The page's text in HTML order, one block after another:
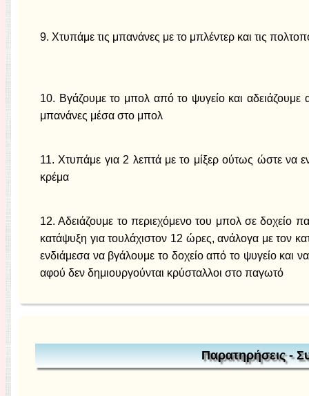
9. Χτυπάμε τις μπανάνες με το μπλέντερ και τις
10. Βγάζουμε το μπολ από το ψυγείο και αδειάζουμε
μπανάνες μέσα στο μπολ
11. Χτυπάμε για 2 λεπτά με το μίξερ ούτως ώστε να
κρέμα
12. Αδειάζουμε το περιεχόμενο του μπολ σε δοχείο
κατάψυξη για τουλάχιστον 12 ώρες, ανάλογα με τον
ενδιάμεσα να βγάλουμε το δοχείο από το ψυγείο και
αφού δεν δημιουργούνται κρύσταλλοι στο παγωτό
Παρατηρήσεις -